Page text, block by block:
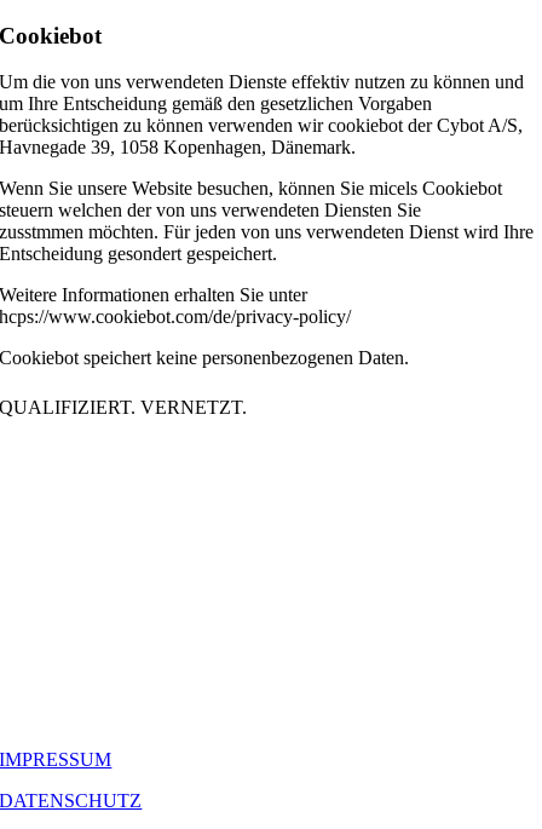
Cookiebot
Um die von uns verwendeten Dienste effektiv nutzen zu können und
um Ihre Entscheidung gemäß den gesetzlichen Vorgaben
berücksichtigen zu können verwenden wir cookiebot der Cybot A/S,
Havnegade 39, 1058 Kopenhagen, Dänemark.
Wenn Sie unsere Website besuchen, können Sie micels Cookiebot
steuern welchen der von uns verwendeten Diensten Sie
zusstmmen möchten. Für jeden von uns verwendeten Dienst wird Ihre
Entscheidung gesondert gespeichert.
Weitere Informationen erhalten Sie unter
hcps://www.cookiebot.com/de/privacy-policy/
Cookiebot speichert keine personenbezogenen Daten.
QUALIFIZIERT. VERNETZT.
IMPRESSUM
DATENSCHUTZ